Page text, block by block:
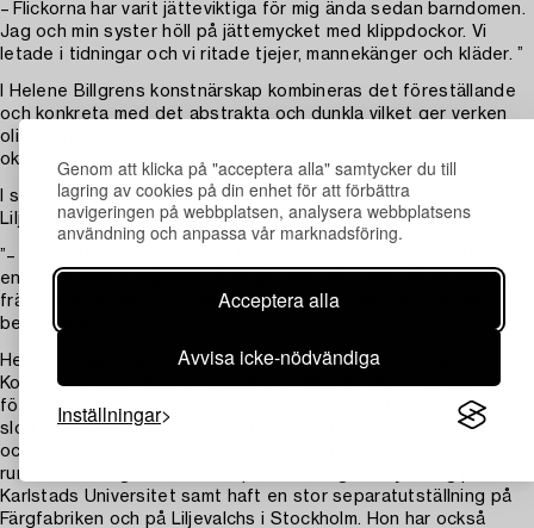
Genom att klicka på "acceptera alla" samtycker du till
lagring av cookies på din enhet för att förbättra
navigeringen på webbplatsen, analysera webbplatsens
användning och anpassa vår marknadsföring.
Acceptera alla
Avvisa icke-nödvändiga
Inställningar
– Flickorna har varit jätteviktiga för mig ända sedan barndomen.
Jag och min syster höll på jättemycket med klippdockor. Vi
letade i tidningar och vi ritade tjejer, mannekänger och kläder. ”
I Helene Billgrens konstnärskap kombineras det föreställande
och konkreta med det abstrakta och dunkla vilket ger verken
olika lager där igenkänning varvas med det mystiska och
okända.
I samband med den stora, retrospektiva utställningen på
Liljevalchs 2019 skrev dåvarande chefen Mårten Carstenfors:
”– Med sitt sätt att hantera färg visar Helene Billgren att hon är
en av de främst målarna i Sverige idag: så friskt, så vackert, så
fräckt, så ödesmättat, men ändå alltid avspänt och visuellt
berusande.”
Helene Billgren är född 1952 i Norrköping och utbildad vid
Konsthögskolan Valand i Göteborg 1982–87. Hon hade sin
första separatutställning på Galleri Rotor i Göteborg 1985 och
slog igenom 1989 med tre utställningar i Stockholm, Göteborg
och Malmö. Helene Billgren har ställt ut på museer och gallerier
runt om i Sverige och har skapat offentlig utsmyckning på
Karlstads Universitet samt haft en stor separatutställning på
Färgfabriken och på Liljevalchs i Stockholm. Hon har också